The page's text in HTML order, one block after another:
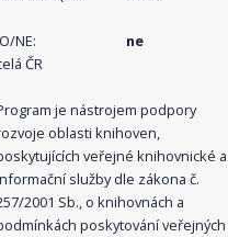
NE:
ne
ČR
je nástrojem podpory
oblasti knihoven,
veřejné knihovnické a
služby dle zákona č.
2001 Sb., o knihovnách a
poskytování veřejných